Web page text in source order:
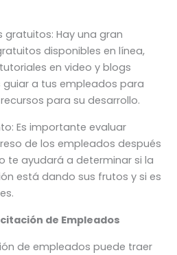
gratuitos: Hay una gran
disponibles en línea,
en video y blogs
guiar a tus empleados para
para su desarrollo.
Es importante evaluar
de los empleados después
te ayudará a determinar si la
está dando sus frutos y si es
de Empleados
de empleados puede traer